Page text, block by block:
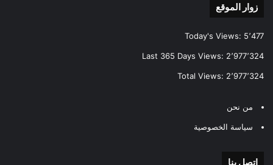
زوار الموقع
Today's Views: 5٬477
Last 365 Days Views: 2٬977٬324
Total Views: 2٬977٬324
من نحن
سياسة الخصوصية
اتصل بنا